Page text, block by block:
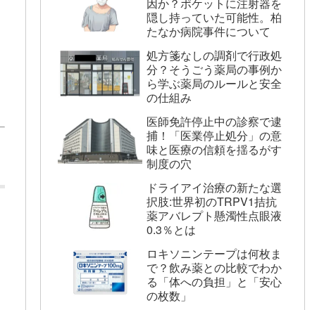
隠し持っていた可能性。柏
たなか病院事件について
処方箋なしの調剤で行政処
分？そうごう薬局の事例か
ら学ぶ薬局のルールと安全
の仕組み
医師免許停止中の診察で逮
捕！「医業停止処分」の意
味と医療の信頼を揺るがす
制度の穴
ドライアイ治療の新たな選
択肢:世界初のTRPV1拮抗
薬アバレプト懸濁性点眼液
0.3％とは
ロキソニンテープは何枚ま
で？飲み薬との比較でわか
る「体への負担」と「安心
の枚数」